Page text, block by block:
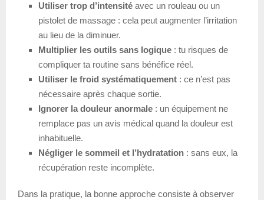
Utiliser trop d’intensité avec un rouleau ou un
pistolet de massage : cela peut augmenter l’irritation
au lieu de la diminuer.
Multiplier les outils sans logique : tu risques de
compliquer ta routine sans bénéfice réel.
Utiliser le froid systématiquement : ce n’est pas
nécessaire après chaque sortie.
Ignorer la douleur anormale : un équipement ne
remplace pas un avis médical quand la douleur est
inhabituelle.
Négliger le sommeil et l’hydratation : sans eux, la
récupération reste incomplète.
Dans la pratique, la bonne approche consiste à observer